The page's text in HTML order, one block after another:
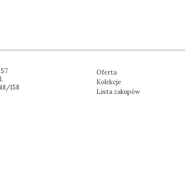
158
Oferta
Kolekcje
Lista zakupów